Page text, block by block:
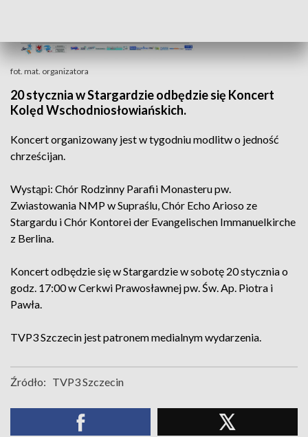
fot. mat. organizatora
20 stycznia w Stargardzie odbędzie się Koncert
Kolęd Wschodniosłowiańskich.
Koncert organizowany jest w tygodniu modlitw o jedność
chrześcijan.
Wystąpi: Chór Rodzinny Parafii Monasteru pw.
Zwiastowania NMP w Supraślu, Chór Echo Arioso ze
Stargardu i Chór Kontorei der Evangelischen Immanuelkirche
z Berlina.
Koncert odbędzie się w Stargardzie w sobotę 20 stycznia o
godz. 17:00 w Cerkwi Prawosławnej pw. Św. Ap. Piotra i
Pawła.
TVP3 Szczecin jest patronem medialnym wydarzenia.
Źródło: TVP3 Szczecin